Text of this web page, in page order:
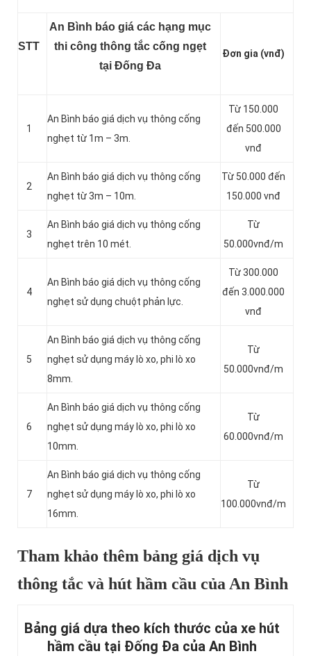
STT
An Bình báo giá các hạng mục
thi công thông tắc cống ngẹt
tại Đống Đa
Đơn gia (vnđ)
1
An Bình báo giá dịch vụ thông cống
nghẹt từ 1m – 3m.
Từ 150.000
đến 500.000
vnđ
2
An Bình báo giá dịch vụ thông cống
nghẹt từ 3m – 10m.
Từ 50.000 đến
150.000 vnđ
3
An Bình báo giá dịch vụ thông cống
nghẹt trên 10 mét.
Từ
50.000vnđ/m
4
An Bình báo giá dịch vụ thông cống
nghẹt sử dụng chuột phản lực.
Từ 300.000
đến 3.000.000
vnđ
5
An Bình báo giá dịch vụ thông cống
nghẹt sử dụng máy lò xo, phi lò xo
8mm.
Từ
50.000vnđ/m
6
An Bình báo giá dịch vụ thông cống
nghẹt sử dụng máy lò xo, phi lò xo
10mm.
Từ
60.000vnđ/m
7
An Bình báo giá dịch vụ thông cống
nghẹt sử dụng máy lò xo, phi lò xo
16mm.
Từ
100.000vnđ/m
Tham khảo thêm bảng giá dịch vụ
thông tắc và hút hầm cầu của An Bình
Bảng giá dựa theo kích thước của xe hút
hầm cầu tại Đống Đa của An Bình